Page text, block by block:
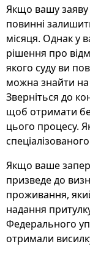
Якщо вашу заяву
повинні
місяця. Однак у
рішення про
якого суду ви
можна знайти на
Зверніться до
щоб отримати
цього процесу.
Якщо ваше
призведе до
проживання,
надання
Федерального
отримали